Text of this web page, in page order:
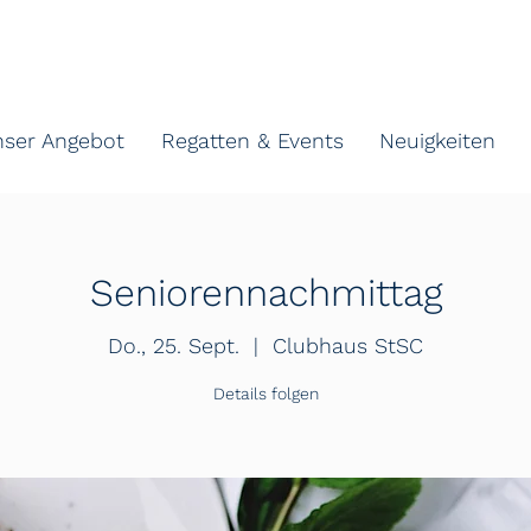
Angebot Regatten & Events Neuigkeiten
Seniorennachmittag
Do., 25. Sept.
  |
Clubhaus StSC
Details folgen